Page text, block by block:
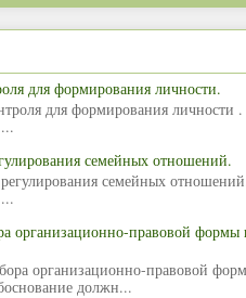
для формирования личности.
для формирования
семейных отношений.
семейных
организационно-правовой
организационно-правовой
должн...